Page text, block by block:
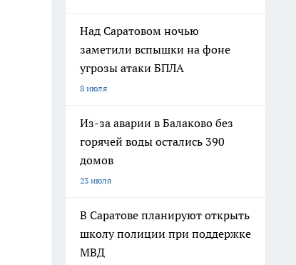
Над Саратовом ночью
заметили вспышки на фоне
угрозы атаки БПЛА
8 июля
Из-за аварии в Балаково без
горячей воды остались 390
домов
23 июля
В Саратове планируют открыть
школу полиции при поддержке
МВД